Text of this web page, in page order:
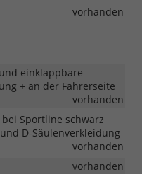
vorhanden
einklappbare
+ an der Fahrerseite
vorhanden
Sportline schwarz
D-Säulenverkleidung
vorhanden
vorhanden